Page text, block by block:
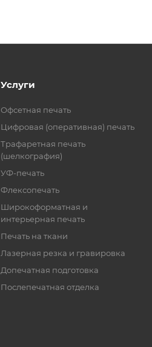
Услуги
Офсетная печать
Цифровая (оперативная) печать
Трафаретная печать
(шелкография)
УФ-печать
Флексопечать
Широкоформатная и
интерьерная печать
Печать на ткани
Лазерная резка и гравировка
Допечатная подготовка
Послепечатная отделка